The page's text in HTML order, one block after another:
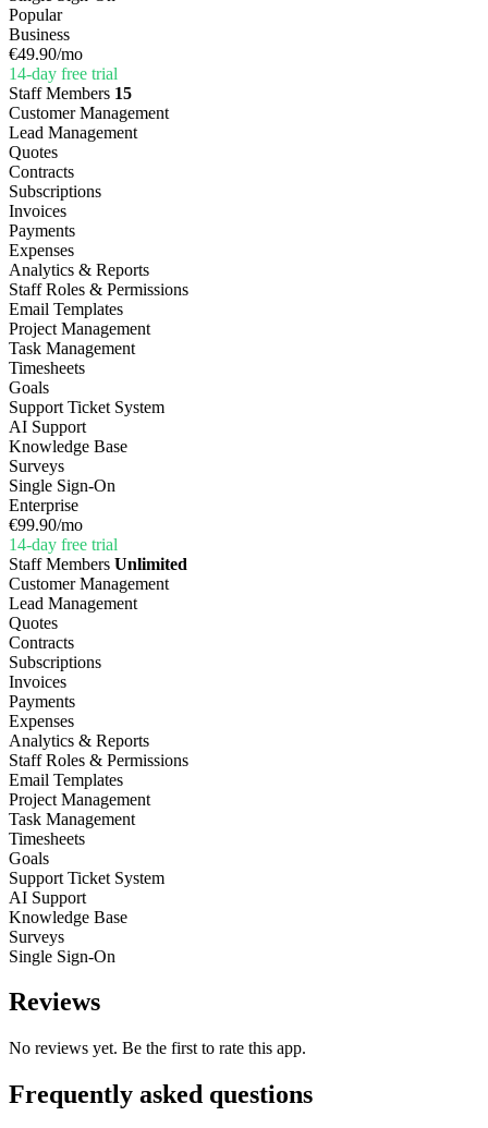
Popular
Business
€49.90/mo
14-day free trial
Staff Members 15
Customer Management
Lead Management
Quotes
Contracts
Subscriptions
Invoices
Payments
Expenses
Analytics & Reports
Staff Roles & Permissions
Email Templates
Project Management
Task Management
Timesheets
Goals
Support Ticket System
AI Support
Knowledge Base
Surveys
Single Sign-On
Enterprise
€99.90/mo
14-day free trial
Staff Members Unlimited
Customer Management
Lead Management
Quotes
Contracts
Subscriptions
Invoices
Payments
Expenses
Analytics & Reports
Staff Roles & Permissions
Email Templates
Project Management
Task Management
Timesheets
Goals
Support Ticket System
AI Support
Knowledge Base
Surveys
Single Sign-On
Reviews
No reviews yet. Be the first to rate this app.
Frequently asked questions